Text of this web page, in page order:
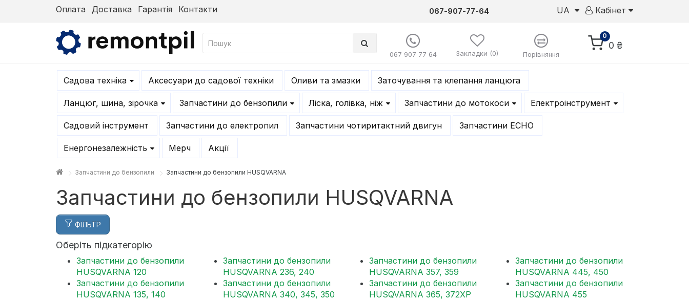
Оплата Доставка Гарантія Контакти 067-907-77-64 UA Кабінет
067 907 77 64 Закладки (0) Порівняння
0
0 ₴
Садова техніка Аксесуари до садової техніки Оливи та змазки Заточування та клепання ланцюга
Ланцюг, шина, зірочка Запчастини до бензопили Ліска, голівка, ніж Запчастини до мотокоси Електроінструмент
Садовий інструмент Запчастини до електропил Запчастини чотиритактний двигун Запчастини ECHO
Енергонезалежність Мерч Акції
Запчастини до бензопили Запчастини до бензопили HUSQVARNA
Запчастини до бензопили HUSQVARNA
ФІЛЬТР
Оберіть підкатегорію
Запчастини до бензопили
HUSQVARNA 120
Запчастини до бензопили
HUSQVARNA 135, 140
Запчастини до бензопили
HUSQVARNA 236, 240
Запчастини до бензопили
HUSQVARNA 340, 345, 350
Запчастини до бензопили
HUSQVARNA 357, 359
Запчастини до бензопили
HUSQVARNA 365, 372XP
Запчастини до бензопили
HUSQVARNA 445, 450
Запчастини до бензопили
HUSQVARNA 455